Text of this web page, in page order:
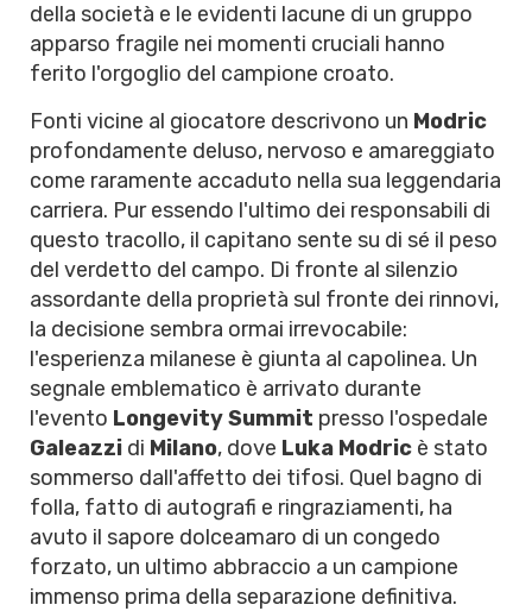
della società e le evidenti lacune di un gruppo
apparso fragile nei momenti cruciali hanno
ferito l'orgoglio del campione croato.
Fonti vicine al giocatore descrivono un Modric
profondamente deluso, nervoso e amareggiato
come raramente accaduto nella sua leggendaria
carriera. Pur essendo l'ultimo dei responsabili di
questo tracollo, il capitano sente su di sé il peso
del verdetto del campo. Di fronte al silenzio
assordante della proprietà sul fronte dei rinnovi,
la decisione sembra ormai irrevocabile:
l'esperienza milanese è giunta al capolinea. Un
segnale emblematico è arrivato durante
l'evento Longevity Summit presso l'ospedale
Galeazzi di Milano, dove Luka Modric è stato
sommerso dall'affetto dei tifosi. Quel bagno di
folla, fatto di autografi e ringraziamenti, ha
avuto il sapore dolceamaro di un congedo
forzato, un ultimo abbraccio a un campione
immenso prima della separazione definitiva.